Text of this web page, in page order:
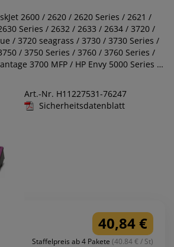
2600 / 2620 / 2620 Series / 2621 /
Series / 2632 / 2633 / 2634 / 3720 /
/ 3720 seagrass / 3730 / 3730 Series /
/ 3750 Series / 3760 / 3760 Series /
3700 MFP / HP Envy 5000 Series /
Art.-Nr. H11227531-76247
Sicherheitsdatenblatt
40,84 €
Staffelpreis ab 4 Pakete (40.84 € / St)